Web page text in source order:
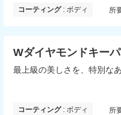
コーティング: ボディ 所
Wダイヤモンドキー
最上級の美しさを、特別な
コーティング: ボディ 所